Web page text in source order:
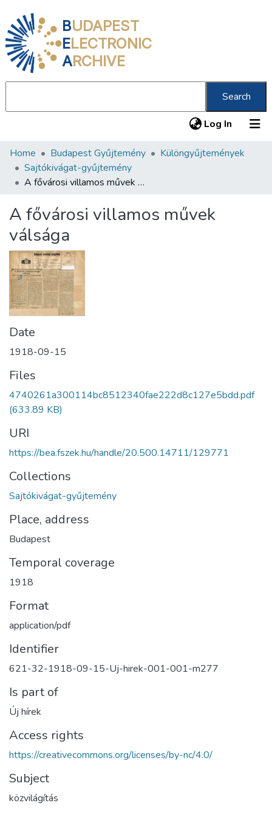
BUDAPEST
ELECTRONIC
ARCHIVE
Search
Log In (current)
Communities & Collections
All of DSpace
About us
Home Budapest Gyűjtemény
Különgyűjtemények
Sajtókivágat-gyűjtemény
A fővárosi villamos művek válsága
A fővárosi villamos művek
válsága
Date
1918-09-15
Files
4740261a300114bc8512340fae222d8c127e5bdd.pdf
(633.89 KB)
URI
https://bea.fszek.hu/handle/20.500.14711/129771
Collections
Sajtókivágat-gyűjtemény
Place, address
Budapest
Temporal coverage
1918
Format
application/pdf
Identifier
621-32-1918-09-15-Uj-hirek-001-001-m277
Is part of
Új hírek
Access rights
https://creativecommons.org/licenses/by-nc/4.0/
Subject
közvilágítás